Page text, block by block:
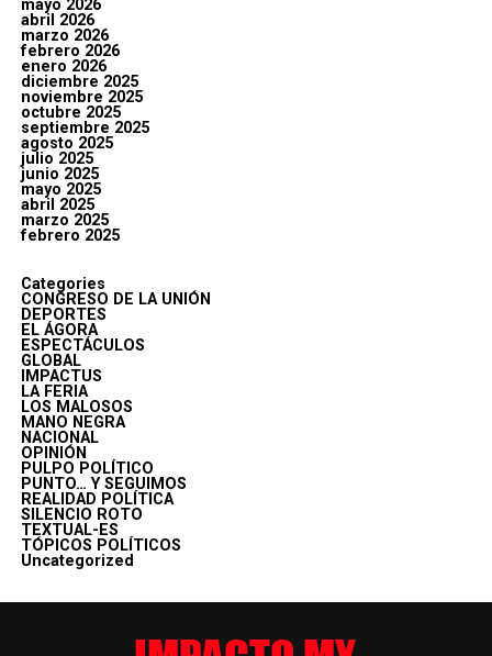
mayo 2026
abril 2026
marzo 2026
febrero 2026
enero 2026
diciembre 2025
noviembre 2025
octubre 2025
septiembre 2025
agosto 2025
julio 2025
junio 2025
mayo 2025
abril 2025
marzo 2025
febrero 2025
Categories
CONGRESO DE LA UNIÓN
DEPORTES
EL ÁGORA
ESPECTÁCULOS
GLOBAL
IMPACTUS
LA FERIA
LOS MALOSOS
MANO NEGRA
NACIONAL
OPINIÓN
PULPO POLÍTICO
PUNTO… Y SEGUIMOS
REALIDAD POLÍTICA
SILENCIO ROTO
TEXTUAL-ES
TÓPICOS POLÍTICOS
Uncategorized